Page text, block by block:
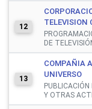
12
TELEVISION
DE
13
COMPAÑIA
UNIVERSO
PUBLICACIÓN
Y OTRAS